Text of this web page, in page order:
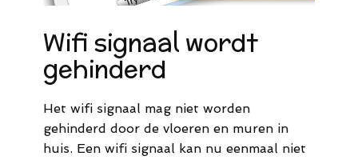
Wifi signaal wordt
gehinderd
Het wifi signaal mag niet worden
gehinderd door de vloeren en muren in
huis. Een wifi signaal kan nu eenmaal niet